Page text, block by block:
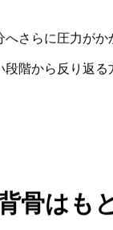
さらに圧力が
階から反り返
骨はも